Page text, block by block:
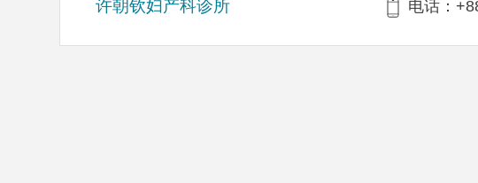
许朝钦妇产科诊所 电话：